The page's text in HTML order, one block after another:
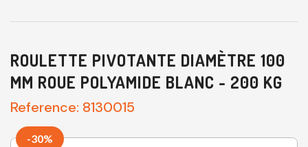
ROULETTE PIVOTANTE DIAMÈTRE 100
MM ROUE POLYAMIDE BLANC - 200 KG
Reference: 8130015
-30%